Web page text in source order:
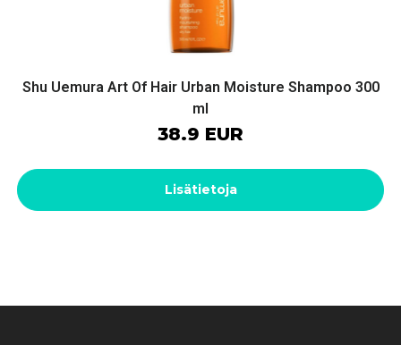
Shu Uemura Art Of Hair Urban Moisture Shampoo 300
ml
38.9 EUR
Lisätietoja